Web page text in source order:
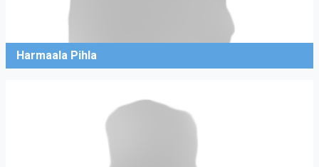
Harmaala Pihla